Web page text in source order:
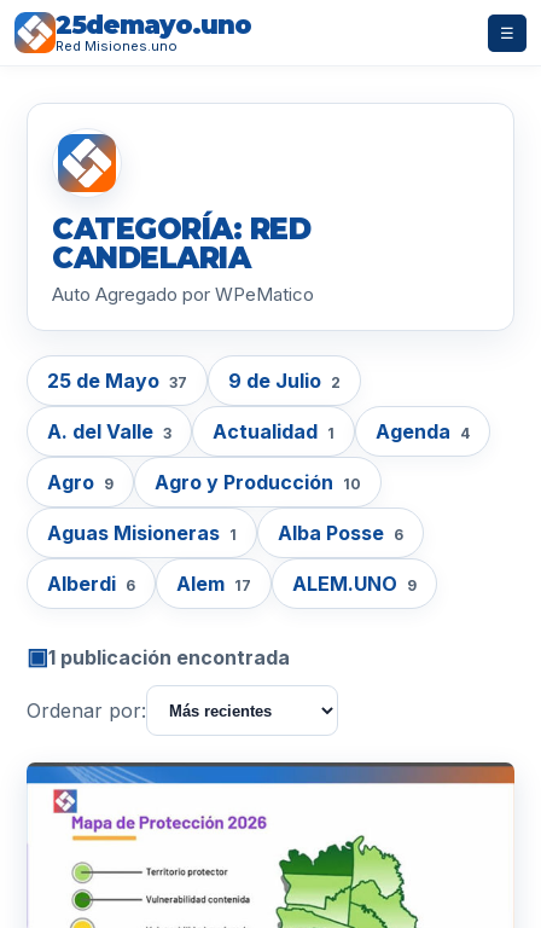
25demayo.uno
Red Misiones.uno
☰
CATEGORÍA: RED
CANDELARIA
Auto Agregado por WPeMatico
25 de Mayo 37 9 de Julio 2
A. del Valle 3 Actualidad 1 Agenda 4
Agro 9 Agro y Producción 10
Aguas Misioneras 1 Alba Posse 6
Alberdi 6 Alem 17 ALEM.UNO 9
▣1 publicación encontrada
Ordenar por: